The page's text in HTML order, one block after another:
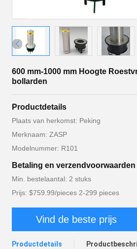
600 mm-1000 mm Hoogte
bollarden
Productdetails
Plaats van herkomst: Peking
Merknaam: ZASP
Modelnummer: R101
Betaling en verzendvoorwaarden
Min. bestelaantal: 2 stuks
Prijs: $759.99/pieces 2-299 pieces
Vind de beste prijs
Productdetails